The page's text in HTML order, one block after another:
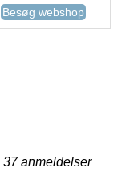
Besøg webshop
37anmeldelser